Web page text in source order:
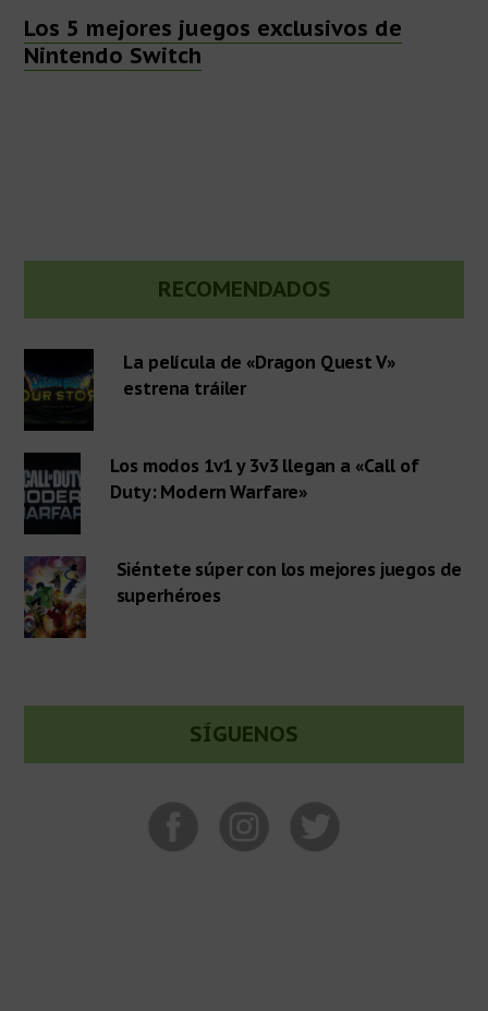
Los 5 mejores juegos exclusivos de
Nintendo Switch
lateral
primaria
RECOMENDADOS
La película de «Dragon Quest V»
estrena tráiler
Los modos 1v1 y 3v3 llegan a «Call of
Duty: Modern Warfare»
Siéntete súper con los mejores juegos de
superhéroes
SÍGUENOS